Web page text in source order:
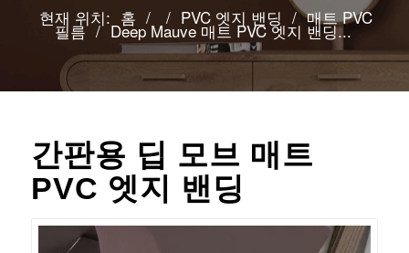
현재 위치: 홈 / / PVC 엣지 밴딩 / 매트 PVC
필름 / Deep Mauve 매트 PVC 엣지 밴딩...
간판용 딥 모브 매트
PVC 엣지 밴딩